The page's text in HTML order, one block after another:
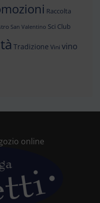
Raccolta
San Valentino Sci Club
Tradizione Vini vino
online